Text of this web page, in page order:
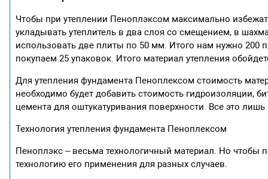
Чтобы при утеплении Пеноплэксом максимально
укладывать утеплитель в два слоя со смещением, в
использовать две плиты по 50 мм. Итого нам нужно 200
покупаем 25 упаковок. Итого материал утепления
Для утепления фундамента Пеноплексом стоимость
необходимо будет добавить стоимость гидроизоляции,
цемента для оштукатуривания поверхности. Все это
Технология утепления фундамента Пеноплексом
Пеноплэкс – весьма технологичный материал. Но чтобы
технологию его применения для разных случаев.